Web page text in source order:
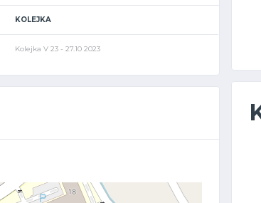
KOLEJKA
Kolejka V 23 - 27.10 2023